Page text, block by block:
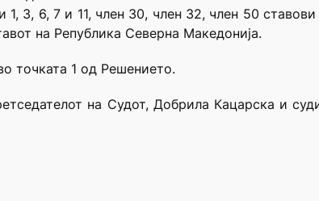
1, 3, 6, 7 и 11, член 30, член 32, член 50
на Република Северна Македонија.
точката 1 од Решението.
на Судот, Добрила Кацарска и